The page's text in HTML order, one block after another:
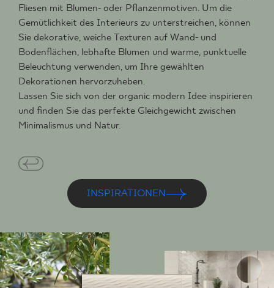
Fliesen mit Blumen- oder Pflanzenmotiven. Um die
Gemütlichkeit des Interieurs zu unterstreichen, können
Sie dekorative, weiche Texturen auf Wand- und
Bodenflächen, lebhafte Blumen und warme, punktuelle
Beleuchtung verwenden, um Ihre gewählten
Dekorationen hervorzuheben.
Lassen Sie sich von der organic modern Idee inspirieren
und finden Sie das perfekte Gleichgewicht zwischen
Minimalismus und Natur.
INSPIRATIONEN